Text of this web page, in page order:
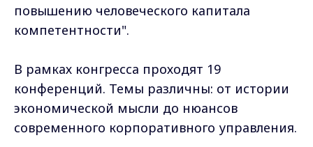
повышению человеческого капитала
компетентности".
В рамках конгресса проходят 19
конференций. Темы различны: от истории
экономической мысли до нюансов
современного корпоративного управления.